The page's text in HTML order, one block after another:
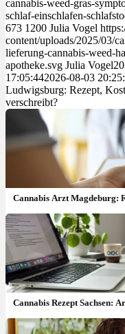
cannabis-weed-gras-
schlaf-einschlafen-
673 1200 Julia Vogel
content/uploads/2025/03/
lieferung-cannabis-weed-
apotheke.svg Julia Vogel
17:05:442026-08-03
Ludwigsburg: Rezept,
verschreibt?
Cannabis Arzt Magdeburg:
Cannabis Rezept Sachsen: